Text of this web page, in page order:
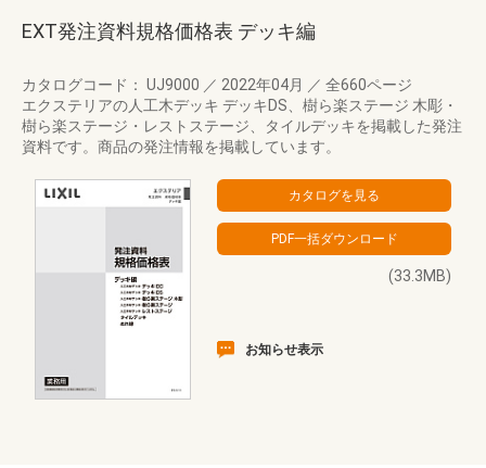
EXT発注資料規格価格表 デッキ編
カタログコード： UJ9000 ／ 2022年04月 ／ 全660ページ
エクステリアの人工木デッキ デッキDS、樹ら楽ステージ 木彫・
樹ら楽ステージ・レストステージ、タイルデッキを掲載した発注
資料です。商品の発注情報を掲載しています。
(33.3MB)
お知らせ表示